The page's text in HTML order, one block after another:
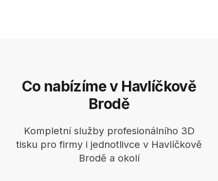
Co nabízíme v Havlíčkově
Brodě
Kompletní služby profesionálního 3D
tisku pro firmy i jednotlivce v Havlíčkově
Brodě a okolí